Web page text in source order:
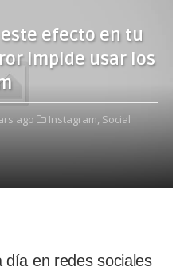
efecto en tu
impide usar los
ago Instagram, Social
en redes sociales